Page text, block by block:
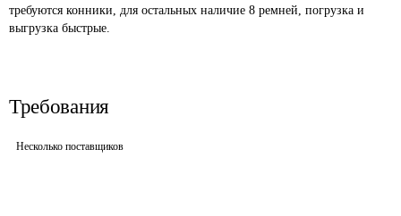
требуются конники, для остальных наличие 8 ремней, погрузка и
выгрузка быстрые.
Требования
Несколько поставщиков